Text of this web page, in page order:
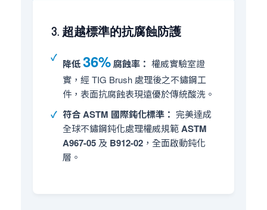
3. 超越標準的抗腐蝕防護
降低36%腐蝕率： 權威實驗室證
實，經 TIG Brush 處理後之不鏽鋼工
件，表面抗腐蝕表現遠優於傳統酸洗。
符合 ASTM 國際鈍化標準： 完美達成
全球不鏽鋼鈍化處理權威規範ASTM
A967-05 及 B912-02 ，全面啟動鈍化
層。